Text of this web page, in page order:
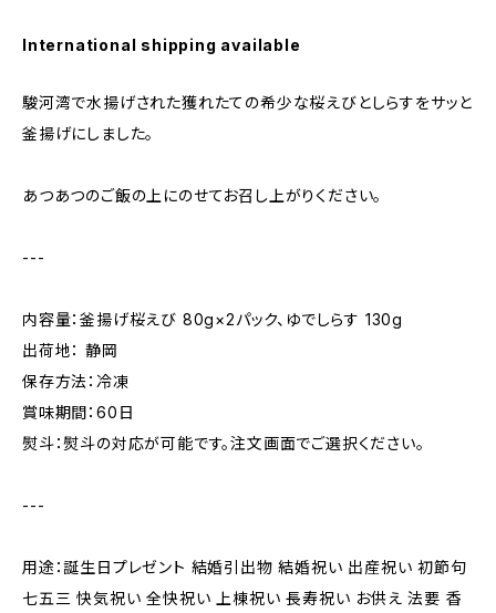
International shipping available
駿河湾で水揚げされた獲れたての希少な桜えびとしらすをサッと
釜揚げにしました。
あつあつのご飯の上にのせてお召し上がりください。
---
内容量：釜揚げ桜えび 80g×2パック、ゆでしらす 130g
出荷地： 静岡
保存方法：冷凍
賞味期間：60日
熨斗：熨斗の対応が可能です。注文画面でご選択ください。
---
用途：誕生日プレゼント 結婚引出物 結婚祝い 出産祝い 初節句
七五三 快気祝い 全快祝い 上棟祝い 長寿祝い お供え 法要 香